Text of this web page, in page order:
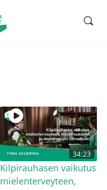
34:23
Kilpirauhasen vaikutus
mielenterveyteen,